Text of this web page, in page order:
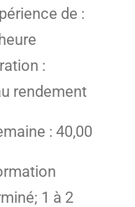
de :
:
rendement
: 40,00
1 à 2